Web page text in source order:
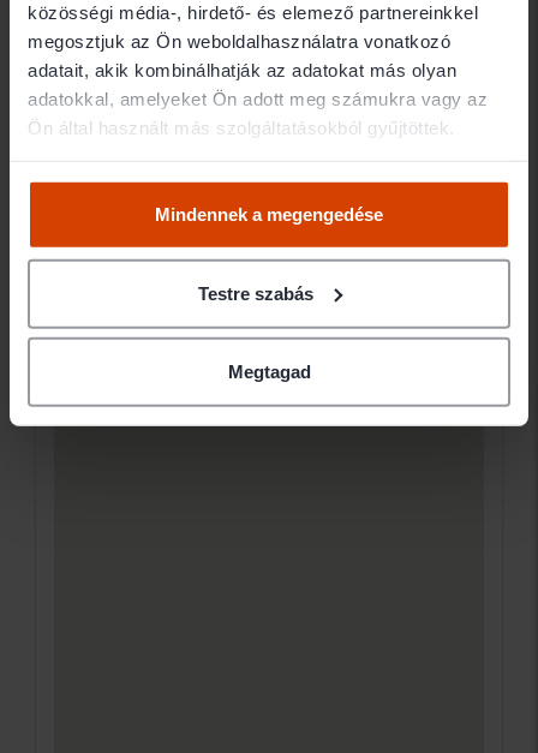
közösségi média-, hirdető- és elemező partnereinkkel
megosztjuk az Ön weboldalhasználatra vonatkozó
adatait, akik kombinálhatják az adatokat más olyan
adatokkal, amelyeket Ön adott meg számukra vagy az
Ön által használt más szolgáltatásokból gyűjtöttek.
Mindennek a megengedése
Testre szabás
Megtagad
Elérhetőségek
7400 Kaposvár Fő utca 12. II/19.